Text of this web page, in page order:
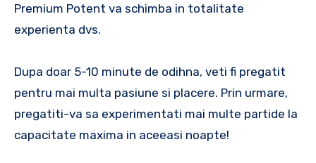
Premium Potent va schimba in totalitate
experienta dvs.
Dupa doar 5-10 minute de odihna, veti fi pregatit
pentru mai multa pasiune si placere. Prin urmare,
pregatiti-va sa experimentati mai multe partide la
capacitate maxima in aceeasi noapte!